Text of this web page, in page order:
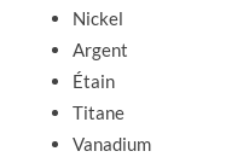
Nickel
Argent
Étain
Titane
Vanadium